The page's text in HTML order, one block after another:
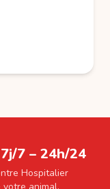
7 – 24h/24
Hospitalier